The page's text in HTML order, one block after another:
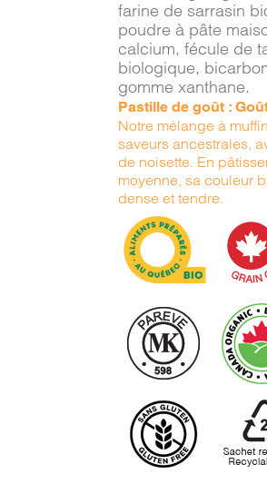
farine de sarrasin
poudre à pâte
calcium, fécule de
biologique,
gomme xanthane.
Pastille de goût :
Notre mélange à
saveurs ancestrales,
de noisette. En
moyenne, sa couleur
dense et tendre.